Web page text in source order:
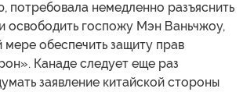
потребовала немедленно разъяснить
освободить госпожу Мэн Ваньчжоу,
мере обеспечить защиту прав
Канаде следует еще раз
заявление китайской стороны